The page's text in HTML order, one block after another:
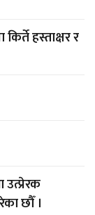
हस्ताक्षर र
उत्प्रेरक
छौँ ।